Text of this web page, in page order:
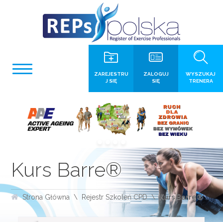
WYSZUKAJ
TRENERA
ZALOGUJ
SIĘ
ZAREJESTRU
J SIĘ
Kurs Barre®
Strona Główna Rejestr Szkoleń CPD Kurs Barre®